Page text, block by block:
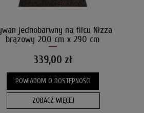
jednobarwny na filcu Nizza
brązowy 200 cm x 290 cm
339,00 zł
POWIADOM O DOSTĘPNOŚCI
ZOBACZ WIĘCEJ